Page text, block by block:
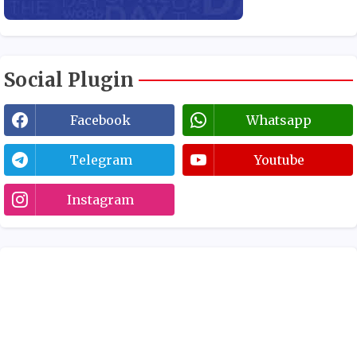
Social Plugin
Facebook Whatsapp
Telegram Youtube
Instagram